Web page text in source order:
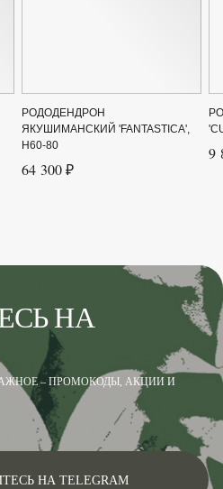
РОДОДЕНДРОН
ЯКУШИМАНСКИЙ 'FANTASTICA',
H60-80
64 300 ₽
9
НА
– ПРОМОКОДЫ, АКЦИИ И
НА TELEGRAM